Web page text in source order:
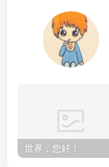
世界，您好！